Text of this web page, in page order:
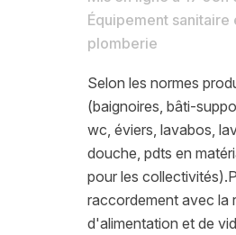
Équipement sanitaire
plomberie
Selon les normes
(baignoires, bâti-
wc, éviers, lavabos,
douche, pdts en
pour les
raccordement avec la
d'alimentation et de